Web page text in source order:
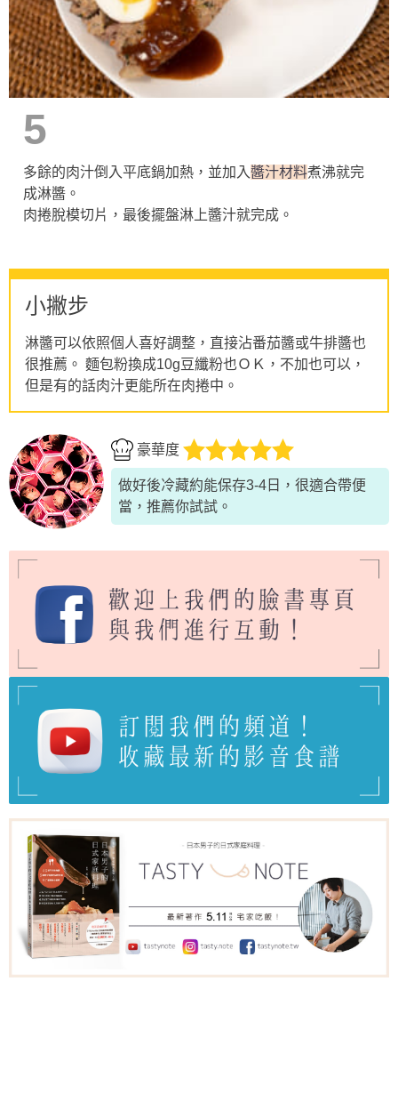
5
多餘的肉汁倒入平底鍋加熱，並加入醬汁材料煮沸就完
成淋醬。
肉捲脫模切片，最後擺盤淋上醬汁就完成。
小撇步
淋醬可以依照個人喜好調整，直接沾番茄醬或牛排醬也
很推薦。 麵包粉換成10g豆纖粉也ＯＫ，不加也可以，
但是有的話肉汁更能所在肉捲中。
豪華度
做好後冷藏約能保存3-4日，很適合帶便
當，推薦你試試。